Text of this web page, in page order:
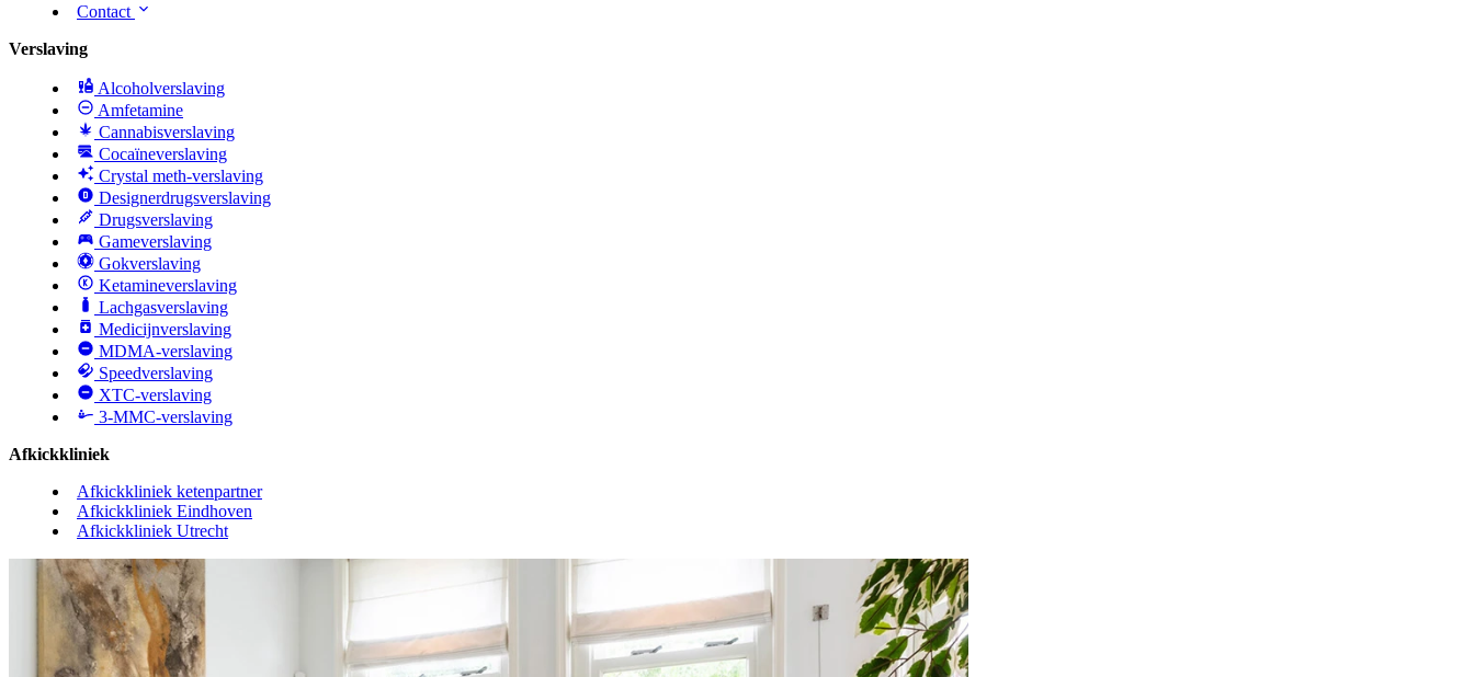
Contact
Verslaving
Alcoholverslaving
Amfetamine
Cannabisverslaving
Cocaïneverslaving
Crystal meth-verslaving
Designerdrugsverslaving
Drugsverslaving
Gameverslaving
Gokverslaving
Ketamineverslaving
Lachgasverslaving
Medicijnverslaving
MDMA-verslaving
Speedverslaving
XTC-verslaving
3-MMC-verslaving
Afkickkliniek
Afkickkliniek ketenpartner
Afkickkliniek Eindhoven
Afkickkliniek Utrecht